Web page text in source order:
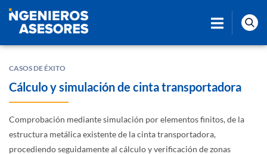
CASOS DE ÉXITO
Cálculo y simulación de cinta transportadora
Comprobación mediante simulación por elementos finitos, de la
estructura metálica existente de la cinta transportadora,
procediendo seguidamente al cálculo y verificación de zonas